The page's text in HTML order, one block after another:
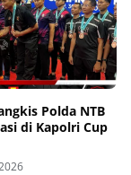
Polda NTB
di Kapolri Cup